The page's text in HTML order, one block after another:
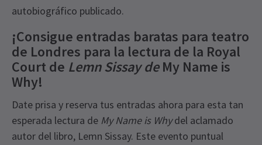
autobiográfico publicado.
¡Consigue entradas baratas para teatro
de Londres para la lectura de la Royal
Court de Lemn Sissay deMy Name is
Why!
Date prisa y reserva tus entradas ahora para esta tan
esperada lectura de My Name is Whydel aclamado
autor del libro, Lemn Sissay. Este evento puntual